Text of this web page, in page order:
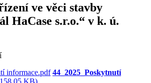
ve věci stavby
HaCase s.r.o.“ v k. ú.
44_2025_Poskytnutí
KB)